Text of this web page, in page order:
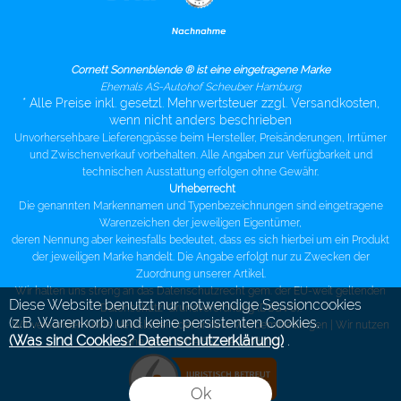
Diese Website benutzt nur notwendige Sessioncookies
(z.B. Warenkorb) und keine persistenten Cookies.
(Was sind Cookies? Datenschutzerklärung) .
Ok
Cornett Sonnenblende ® ist eine eingetragene Marke
Ehemals AS-Autohof Scheuber Hamburg
* Alle Preise inkl. gesetzl. Mehrwertsteuer zzgl. Versandkosten,
wenn nicht anders beschrieben
Unvorhersehbare Lieferengpässe beim Hersteller, Preisänderungen, Irrtümer
und Zwischenverkauf vorbehalten. Alle Angaben zur Verfügbarkeit und
technischen Ausstattung erfolgen ohne Gewähr.
Urheberrecht
Die genannten Markennamen und Typenbezeichnungen sind eingetragene
Warenzeichen der jeweiligen Eigentümer,
deren Nennung aber keinesfalls bedeutet, dass es sich hierbei um ein Produkt
der jeweiligen Marke handelt. Die Angabe erfolgt nur zu Zwecken der
Zuordnung unserer Artikel.
Wir halten uns streng an das Datenschutzrecht gem. der EU-weit geltenden
Datenschutz-Grundverordnung (DSGVO).
Wir versenden keine Newsletter oder andere Werbemitteilungen | Wir nutzen
eine gesicherte SSL Verbindung